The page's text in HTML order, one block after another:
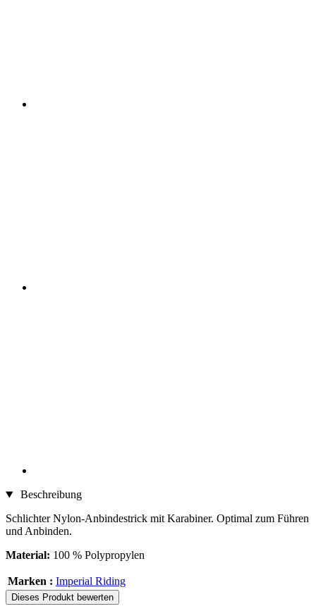
Beschreibung
Schlichter Nylon-Anbindestrick mit Karabiner. Optimal zum Führen
und Anbinden.
Material: 100 % Polypropylen
Marken : Imperial Riding
Dieses Produkt bewerten